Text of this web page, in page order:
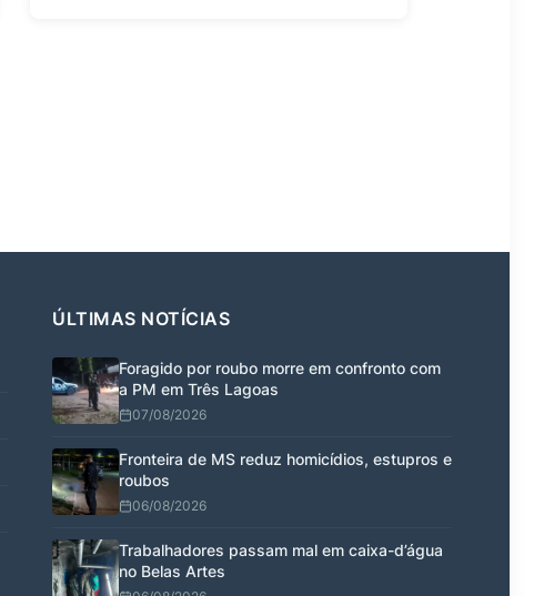
ÚLTIMAS NOTÍCIAS
Foragido por roubo morre em confronto com
a PM em Três Lagoas
07/08/2026
Fronteira de MS reduz homicídios, estupros e
roubos
06/08/2026
Trabalhadores passam mal em caixa-d’água
no Belas Artes